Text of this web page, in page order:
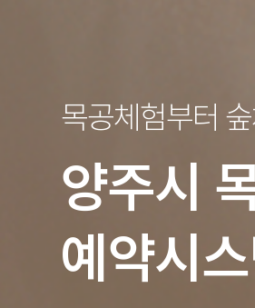
목공체험부터
양주시
예약시